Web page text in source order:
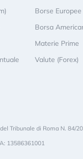
Borse Europee
Borsa
Materie Prime
Valute (Forex)
Tribunale di Roma N. 84/
13586361001